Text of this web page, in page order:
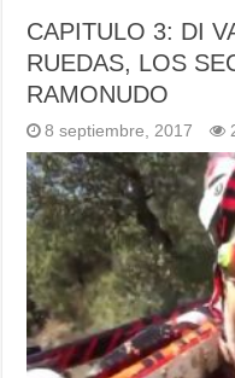
CAPITULO 3: DI
RUEDAS, LOS
RAMONUDO
8 septiembre, 2017